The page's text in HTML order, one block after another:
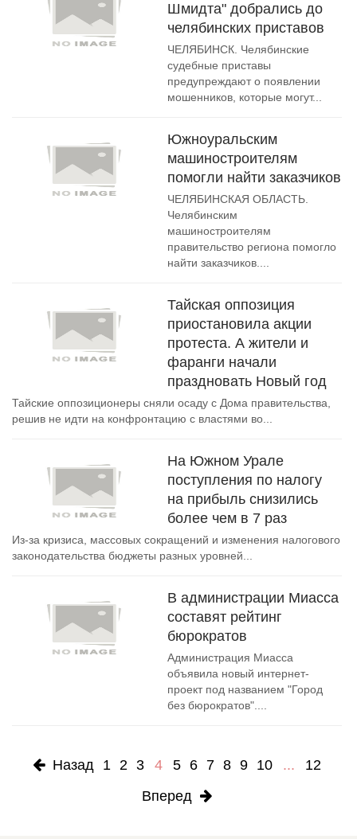
Шмидта" добрались до
челябинских приставов
ЧЕЛЯБИНСК. Челябинские
судебные приставы
предупреждают о появлении
мошенников, которые могут...
Южноуральским
машиностроителям
помогли найти заказчиков
ЧЕЛЯБИНСКАЯ ОБЛАСТЬ.
Челябинским
машиностроителям
правительство региона помогло
найти заказчиков....
Тайская оппозиция
приостановила акции
протеста. А жители и
фаранги начали
праздновать Новый год
Тайские оппозиционеры сняли осаду с Дома правительства,
решив не идти на конфронтацию с властями во...
На Южном Урале
поступления по налогу
на прибыль снизились
более чем в 7 раз
Из-за кризиса, массовых сокращений и изменения налогового
законодательства бюджеты разных уровней...
В администрации Миасса
составят рейтинг
бюрократов
Администрация Миасса
объявила новый интернет-
проект под названием "Город
без бюрократов"....
Назад 1 2 3 4 5 6 7 8 9 10 ...
12
Вперед